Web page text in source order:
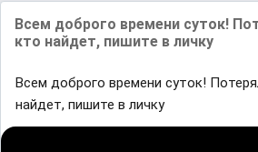
Всем доброго времени суток!
кто найдет, пишите в личку
Всем доброго времени суток!
найдет, пишите в личку